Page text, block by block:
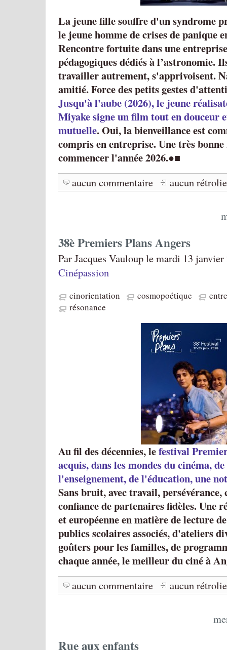
La jeune fille souffre d'un syndrome
le jeune homme de crises de panique
Rencontre fortuite dans une
pédagogiques dédiés à l’astronomie.
travailler autrement, s'apprivoisent.
amitié. Force des petits gestes
Jusqu'à l'aube (2026), le jeune
Miyake signe un film tout en douceur
mutuelle. Oui, la bienveillance est
compris en entreprise. Une très
commencer l'année 2026.●■
aucun commentaire
aucun
38è Premiers Plans Angers
Par Jacques Vauloup le mardi 13
Cinépassion
cinorientation cosmopoétique
résonance
Au fil des décennies, lefestival
acquis, dans les mondes du cinéma,
l'enseignement, de l'éducation, une
Sans bruit, avec travail,
confiance de partenaires fidèles. Une
et européenne en matière de lecture
publics scolaires associés, d'ateliers
goûters pour les familles, de
chaque année, le meilleur du ciné à
aucun commentaire aucun
Rue aux enfants